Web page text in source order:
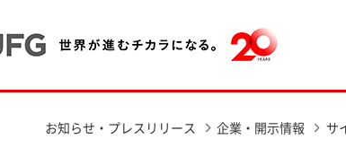
お知らせ・プレスリリース 企業・開示情報 サ